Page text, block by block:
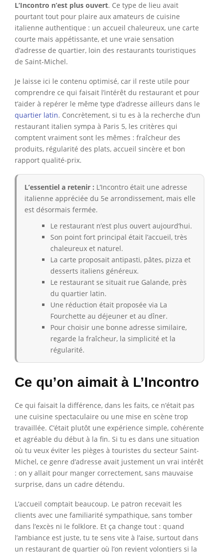
L’Incontro n’est plus ouvert. Ce type de lieu avait
pourtant tout pour plaire aux amateurs de cuisine
italienne authentique : un accueil chaleureux, une carte
courte mais appétissante, et une vraie sensation
d’adresse de quartier, loin des restaurants touristiques
de Saint-Michel.
Je laisse ici le contenu optimisé, car il reste utile pour
comprendre ce qui faisait l’intérêt du restaurant et pour
t’aider à repérer le même type d’adresse ailleurs dans le
quartier latin. Concrètement, si tu es à la recherche d’un
restaurant italien sympa à Paris 5, les critères qui
comptent vraiment sont les mêmes : fraîcheur des
produits, régularité des plats, accueil sincère et bon
rapport qualité-prix.
L’essentiel a retenir : L’Incontro était une adresse
italienne appréciée du 5e arrondissement, mais elle
est désormais fermée.
Le restaurant n’est plus ouvert aujourd’hui.
Son point fort principal était l’accueil, très
chaleureux et naturel.
La carte proposait antipasti, pâtes, pizza et
desserts italiens généreux.
Le restaurant se situait rue Galande, près
du quartier latin.
Une réduction était proposée via La
Fourchette au déjeuner et au dîner.
Pour choisir une bonne adresse similaire,
regarde la fraîcheur, la simplicité et la
régularité.
Ce qu’on aimait à L’Incontro
Ce qui faisait la différence, dans les faits, ce n’était pas
une cuisine spectaculaire ou une mise en scène trop
travaillée. C’était plutôt une expérience simple, cohérente
et agréable du début à la fin. Si tu es dans une situation
où tu veux éviter les pièges à touristes du secteur Saint-
Michel, ce genre d’adresse avait justement un vrai intérêt
: on y allait pour manger correctement, sans mauvaise
surprise, dans un cadre détendu.
L’accueil comptait beaucoup. Le patron recevait les
clients avec une familiarité sympathique, sans tomber
dans l’excès ni le folklore. Et ça change tout : quand
l’ambiance est juste, tu te sens vite à l’aise, surtout dans
un restaurant de quartier où l’on revient volontiers si la